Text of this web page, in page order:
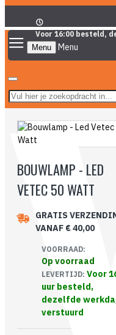
Voor 16:00 besteld,
Menu
BOUWLAMP - LED
VETEC 50 WATT
GRATIS
VANAF € 40,00
VOORRAAD:
Op voorraad
LEVERTIJD: Voor
uur besteld,
dezelfde
verstuurd